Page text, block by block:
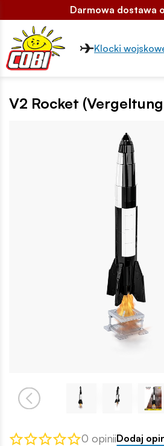
Darmowa dostawa
Klocki
V2 Rocket
0 opiniiDodaj